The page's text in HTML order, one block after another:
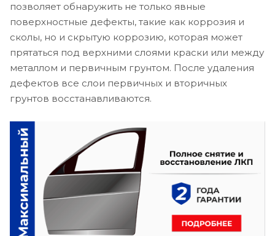
позволяет обнаружить не только явные
поверхностные дефекты, такие как коррозия и
сколы, но и скрытую коррозию, которая может
прятаться под верхними слоями краски или между
металлом и первичным грунтом. После удаления
дефектов все слои первичных и вторичных
грунтов восстанавливаются.